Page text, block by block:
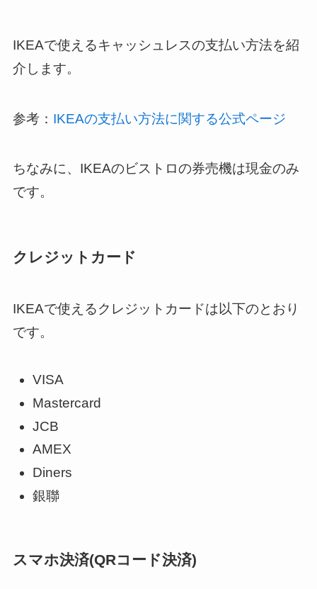
IKEAで使えるキャッシュレスの支払い方法を紹
介します。
参考： IKEAの支払い方法に関する公式ページ
ちなみに、IKEAのビストロの券売機は現金のみ
です。
クレジットカード
IKEAで使えるクレジットカードは以下のとおり
です。
VISA
Mastercard
JCB
AMEX
Diners
銀聯
スマホ決済(QRコード決済)